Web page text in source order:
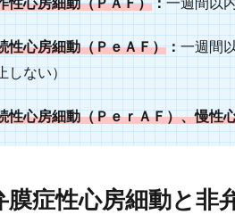
性心房細動（ＰｅＡＦ）：一週間
しない）
性心房細動（ＰｅｒＡＦ）、慢性
膜症性心房細動と非